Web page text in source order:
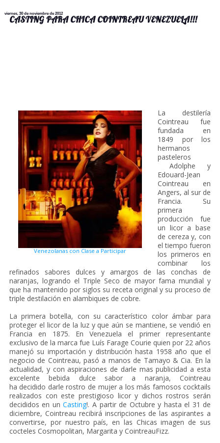
viernes, 30 de noviembre de 2012
CASTING PARA CHICA COINTREAU VENEZUELA!!!
Venezolanas con Clase a Participar
La destilería
Cointreau fue
fundada en
1849 por los
hermanos
pasteleros
Adolphe y
Edouard-Jean
Cointreau en
Angers, al sur de
Francia. Su
primera
producción fue
un licor a base
de cereza y, con
el tiempo fueron
los primeros en
combinar los
refinados sabores dulces y amargos de las conchas de
naranjas, logrando el Triple Seco de mayor fama mundial y
que ha mantenido por siglos su receta original y su proceso de
triple destilación en alambiques de cobre.
La primera botella, con su característico color ámbar para
proteger el licor de la luz y que aún se mantiene, se vendió en
Francia en 1875. En Venezuela el primer representante
exclusivo de la marca fue Luís Farage Courie quien por 22 años
manejó su importación y distribución hasta 1958 año que el
negocio de Cointreau, pasó a manos de Tamayo & Cia. En la
actualidad, y con aspiraciones de darle mas publicidad a esta
excelente bebida dulce sabor a naranja, Cointreau
ha decidido darle rostro de mujer a los más famosos cocktails
realizados con este prestigioso licor y dichos rostros serán
decididos en unCasting!. A partir de Octubre y hasta el 31 de
diciembre, Cointreau recibirá inscripciones de las aspirantes a
convertirse, por nuestro país, en las Chicas imagen de sus
cocteles Cosmopolitan, Margarita y CointreauFizz.